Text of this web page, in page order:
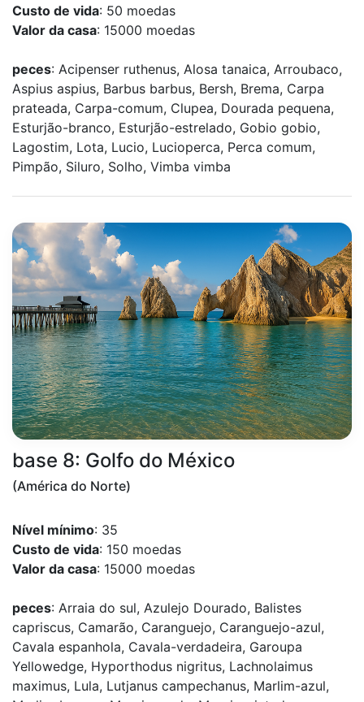
Custo de vida: 50 moedas
Valor da casa: 15000 moedas
peces: Acipenser ruthenus, Alosa tanaica, Arroubaco,
Aspius aspius, Barbus barbus, Bersh, Brema, Carpa
prateada, Carpa-comum, Clupea, Dourada pequena,
Esturjão-branco, Esturjão-estrelado, Gobio gobio,
Lagostim, Lota, Lucio, Lucioperca, Perca comum,
Pimpão, Siluro, Solho, Vimba vimba
base 8: Golfo do México
(América do Norte)
Nível mínimo: 35
Custo de vida: 150 moedas
Valor da casa: 15000 moedas
peces: Arraia do sul, Azulejo Dourado, Balistes
capriscus, Camarão, Caranguejo, Caranguejo-azul,
Cavala espanhola, Cavala-verdadeira, Garoupa
Yellowedge, Hyporthodus nigritus, Lachnolaimus
maximus, Lula, Lutjanus campechanus, Marlim-azul,